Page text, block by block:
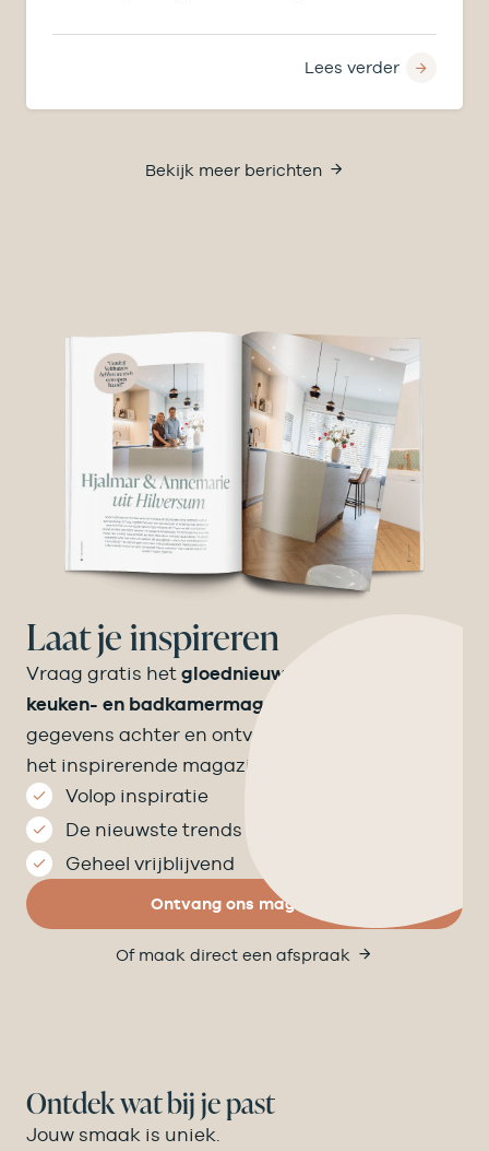
Lees verder
Bekijk meer berichten
Laat je inspireren
Vraag gratis het gloednieuwe Velthuizen
keuken- en badkamermagazine
gegevens achter en ontvang binnen een week
het inspirerende magazine op de mat.
Volop inspiratie
De nieuwste trends
Geheel vrijblijvend
Ontvang ons magazine
Of maak direct een afspraak
Ontdek wat bij je past
Jouw smaak is uniek.